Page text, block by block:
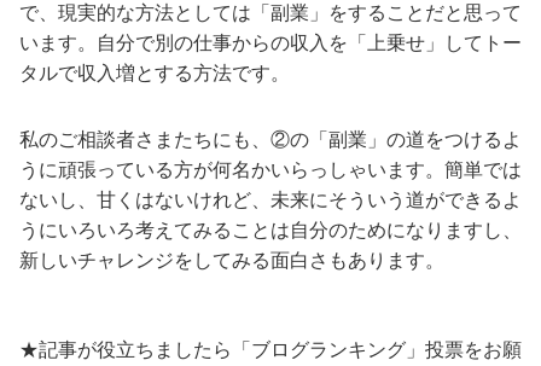
で、現実的な方法としては「副業」をすることだと思って
います。自分で別の仕事からの収入を「上乗せ」してトー
タルで収入増とする方法です。
私のご相談者さまたちにも、②の「副業」の道をつけるよ
うに頑張っている方が何名かいらっしゃいます。簡単では
ないし、甘くはないけれど、未来にそういう道ができるよ
うにいろいろ考えてみることは自分のためになりますし、
新しいチャレンジをしてみる面白さもあります。
★記事が役立ちましたら「ブログランキング」投票をお願